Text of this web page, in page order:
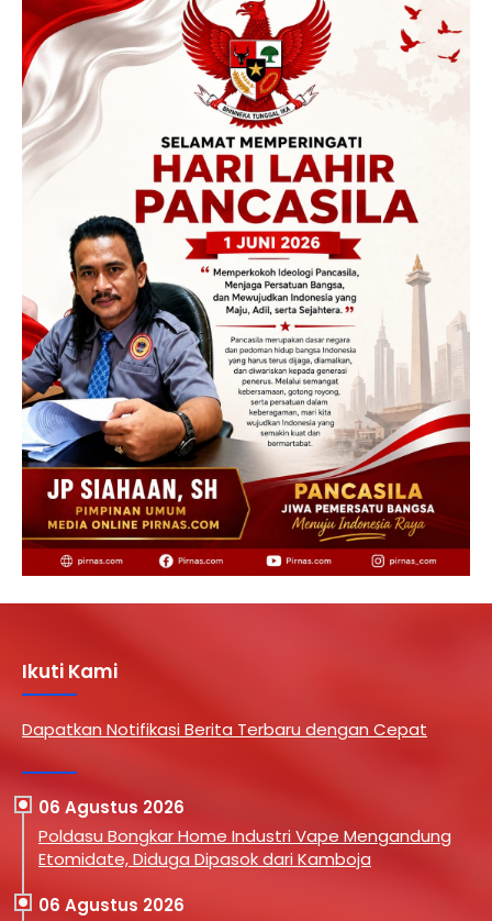
Ikuti Kami
Dapatkan Notifikasi Berita Terbaru dengan Cepat
06 Agustus 2026
Poldasu Bongkar Home Industri Vape Mengandung
Etomidate, Diduga Dipasok dari Kamboja
06 Agustus 2026